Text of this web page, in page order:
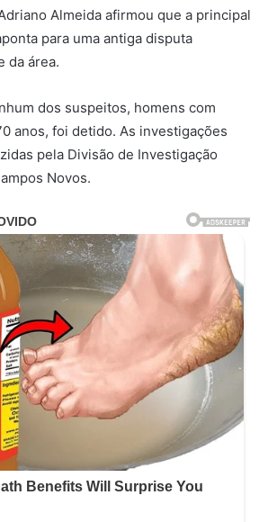
Almeida afirmou que a principal
para uma antiga disputa
da área.
dos suspeitos, homens com
anos, foi detido. As investigações
pela Divisão de Investigação
Novos.